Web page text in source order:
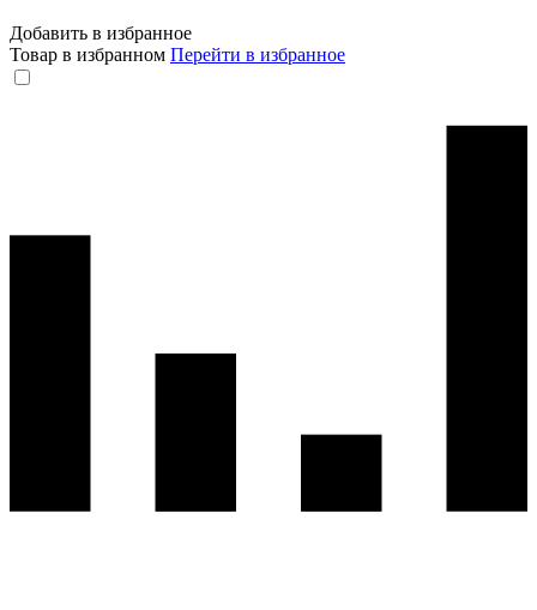
Добавить в избранное
Товар в избранном Перейти в избранное